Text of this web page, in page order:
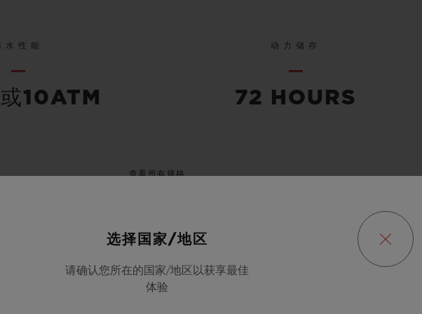
水性能
10ATM
动力储存
72 HOURS
查看所有规格
选择国家/地区
请确认您所在的国家/地区以获享最佳
体验